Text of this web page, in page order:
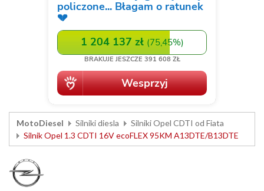
MotoDiesel Silniki diesla
Silniki Opel CDTI od Fiata
Silnik Opel 1.3 CDTI 16V ecoFLEX 95KM A13DTE/B13DTE